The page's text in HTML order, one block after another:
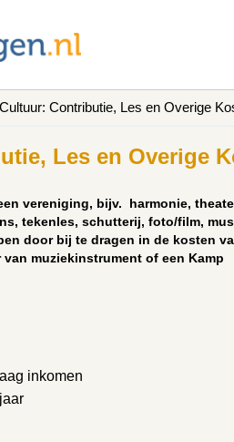
Cultuur: Contributie, Les en Overige
Les en Overige
vereniging, bijv. harmonie,
tekenles, schutterij, foto/film,
door bij te dragen in de kosten
muziekinstrument of een Kamp
inkomen